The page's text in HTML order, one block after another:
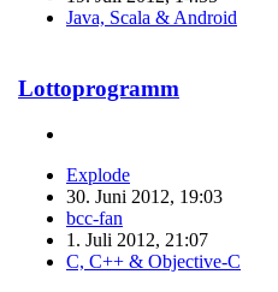
Java, Scala & Android
Lottoprogramm
Explode
30. Juni 2012, 19:03
bcc-fan
1. Juli 2012, 21:07
C, C++ & Objective-C